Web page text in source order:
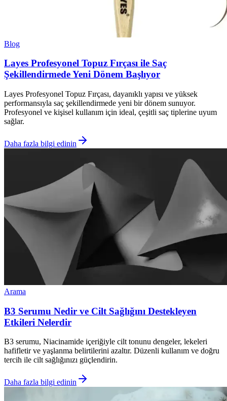
Blog
Layes Profesyonel Topuz Fırçası ile Saç
Şekillendirmede Yeni Dönem Başlıyor
Layes Profesyonel Topuz Fırçası, dayanıklı yapısı ve yüksek
performansıyla saç şekillendirmede yeni bir dönem sunuyor.
Profesyonel ve kişisel kullanım için ideal, çeşitli saç tiplerine uyum
sağlar.
Daha fazla bilgi edinin
Arama
B3 Serumu Nedir ve Cilt Sağlığını Destekleyen
Etkileri Nelerdir
B3 serumu, Niacinamide içeriğiyle cilt tonunu dengeler, lekeleri
hafifletir ve yaşlanma belirtilerini azaltır. Düzenli kullanım ve doğru
tercih ile cilt sağlığınızı güçlendirin.
Daha fazla bilgi edinin